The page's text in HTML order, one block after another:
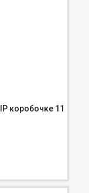
коробочке 11